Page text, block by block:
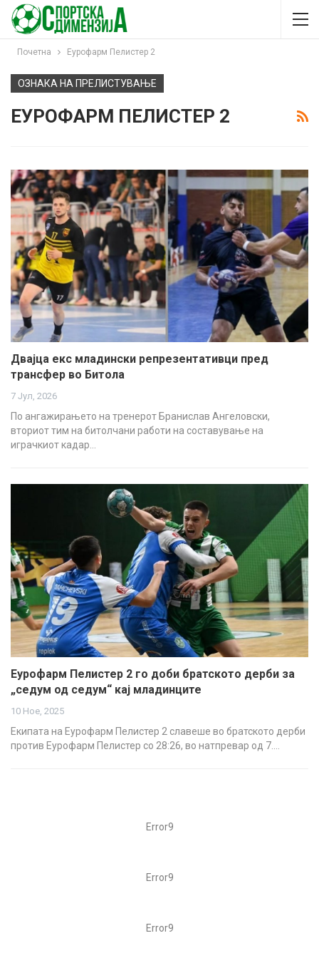
Почетна Еурофарм Пелистер 2
ОЗНАКА НА ПРЕЛИСТУВАЊЕ
ЕУРОФАРМ ПЕЛИСТЕР 2
Двајца екс младински репрезентативци пред
трансфер во Битола
7 Јул, 2026
По ангажирањето на тренерот Бранислав Ангеловски,
вториот тим на битолчани работи на составување на
играчкиот кадар…
Еурофарм Пелистер 2 го доби братското дерби за
„седум од седум“ кај младинците
10 Ное, 2025
Екипата на Еурофарм Пелистер 2 славеше во братското дерби
против Еурофарм Пелистер со 28:26, во натпревар од 7.…
Error9
Error9
Error9